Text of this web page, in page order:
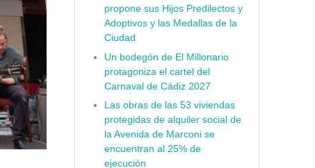
propone sus Hijos Predilectos y
Adoptivos y las Medallas de la
Ciudad
Un bodegón de El Millonario
protagoniza el cartel del
Carnaval de Cádiz 2027
Las obras de las 53 viviendas
protegidas de alquiler social de
la Avenida de Marconi se
encuentran al 25% de
ejecución